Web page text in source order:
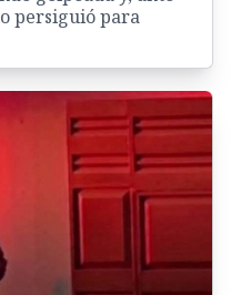
persiguió para